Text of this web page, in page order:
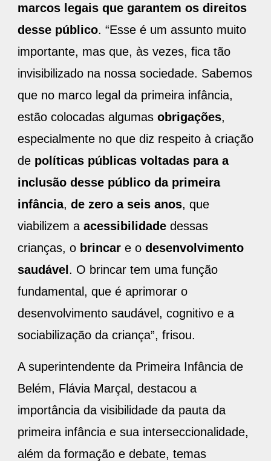
marcos legais que garantem os direitos
desse público. “Esse é um assunto muito
importante, mas que, às vezes, fica tão
invisibilizado na nossa sociedade. Sabemos
que no marco legal da primeira infância,
estão colocadas algumas obrigações,
especialmente no que diz respeito à criação
de políticas públicas voltadas para a
inclusão desse público da primeira
infância, de zero a seis anos, que
viabilizem a acessibilidade dessas
crianças, o brincar e o desenvolvimento
saudável. O brincar tem uma função
fundamental, que é aprimorar o
desenvolvimento saudável, cognitivo e a
sociabilização da criança”, frisou.
A superintendente da Primeira Infância de
Belém, Flávia Marçal, destacou a
importância da visibilidade da pauta da
primeira infância e sua interseccionalidade,
além da formação e debate, temas